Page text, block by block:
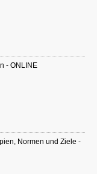
- ONLINE
Normen und Ziele -